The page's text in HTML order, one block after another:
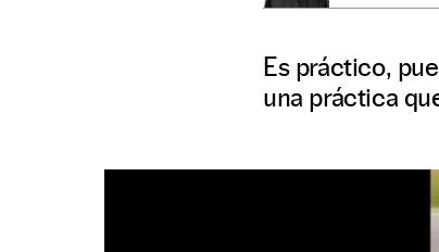
Es práctico,
una práctica